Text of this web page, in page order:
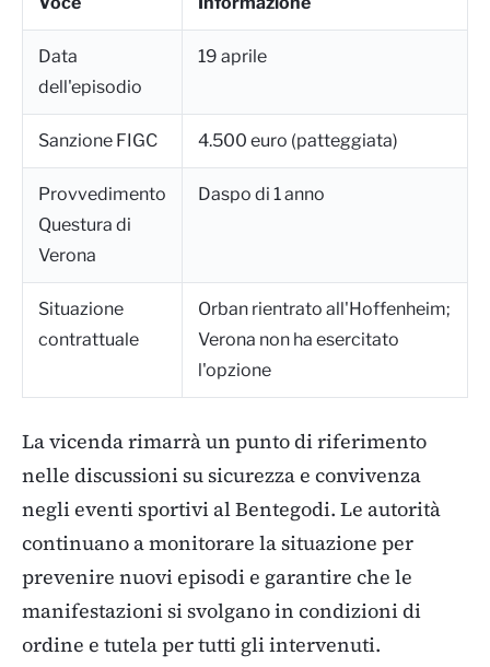
Data
dell'episodio
19 aprile
Sanzione FIGC 4.500 euro (patteggiata)
Provvedimento
Questura di
Verona
Daspo di 1 anno
Situazione
contrattuale
Orban rientrato all'Hoffenheim;
Verona non ha esercitato
l'opzione
La vicenda rimarrà un punto di riferimento
nelle discussioni su sicurezza e convivenza
negli eventi sportivi al Bentegodi. Le autorità
continuano a monitorare la situazione per
prevenire nuovi episodi e garantire che le
manifestazioni si svolgano in condizioni di
ordine e tutela per tutti gli intervenuti.